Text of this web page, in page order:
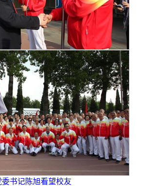
制度法规
联系我们
书记陈旭看望校友